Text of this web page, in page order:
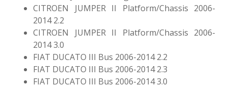
CITROEN JUMPER II Platform/Chassis 2006-
2014 2.2
CITROEN JUMPER II Platform/Chassis 2006-
2014 3.0
FIAT DUCATO III Bus 2006-2014 2.2
FIAT DUCATO III Bus 2006-2014 2.3
FIAT DUCATO III Bus 2006-2014 3.0